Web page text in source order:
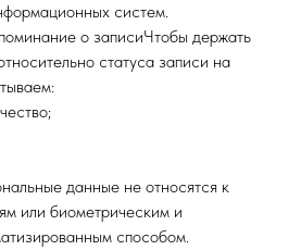
систем.
о записиЧтобы держать
статуса записи на
данные не относятся к
или биометрическим и
способом.